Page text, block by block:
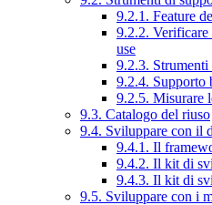
9.2.1. Feature
9.2.2.
use
9.2.3. Strumenti
9.2.4. Supporto
9.2.5. Misurare
9.3. Catalogo del riuso
9.4. Sviluppare con il
9.4.1. Il
9.4.2. Il kit di
9.4.3. Il kit di
9.5. Sviluppare con i